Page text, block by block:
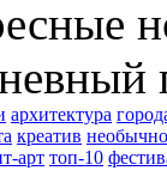
архитектура
креатив
арт топ-10